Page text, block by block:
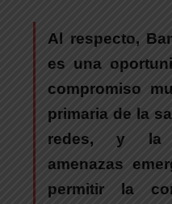
Al respecto,
es una
compromiso
primaria de la
redes, y la
amenazas
permitir la